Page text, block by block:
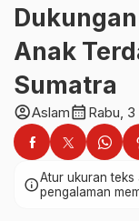
Anak
Sumatra
account_circleAslamcalendar_month Rabu,
infoAtur ukuran teks
pengalaman